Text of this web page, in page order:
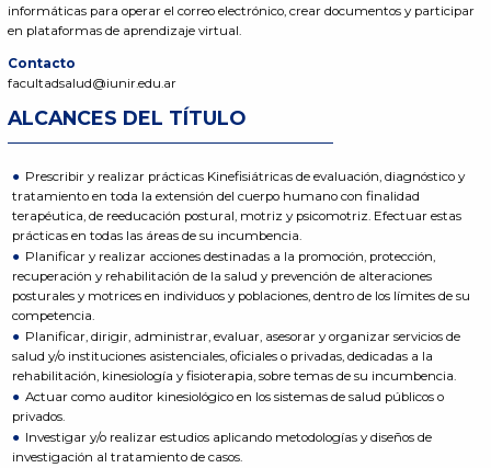
informáticas para operar el correo electrónico, crear documentos y participar
en plataformas de aprendizaje virtual.
Contacto
facultadsalud@iunir.edu.ar
ALCANCES DEL TÍTULO
Prescribir y realizar prácticas Kinefisiátricas de evaluación, diagnóstico y
tratamiento en toda la extensión del cuerpo humano con finalidad
terapéutica, de reeducación postural, motriz y psicomotriz. Efectuar estas
prácticas en todas las áreas de su incumbencia.
Planificar y realizar acciones destinadas a la promoción, protección,
recuperación y rehabilitación de la salud y prevención de alteraciones
posturales y motrices en individuos y poblaciones, dentro de los límites de su
competencia.
Planificar, dirigir, administrar, evaluar, asesorar y organizar servicios de
salud y/o instituciones asistenciales, oficiales o privadas, dedicadas a la
rehabilitación, kinesiología y fisioterapia, sobre temas de su incumbencia.
Actuar como auditor kinesiológico en los sistemas de salud públicos o
privados.
Investigar y/o realizar estudios aplicando metodologías y diseños de
investigación al tratamiento de casos.